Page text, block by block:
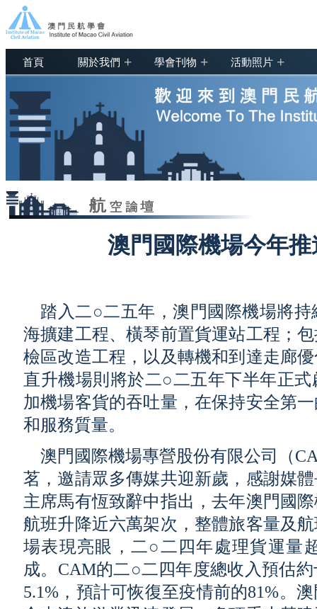
首頁 關於我們 + 學會刊物 + 活動照片 +
澳門國際機場今年
踏入二○二五年，澳門國際機場將
海擴建工程、橫琴前置貨運站工程；
檢區改造工程，以及轉機和到達走廊
直升機場則將於二○二五年下半年正
加機場客貨的吞吐量，在保持安全第
和服務質量。
澳門國際機場專營股份有限公司（
茗，邀請眾多傳媒共迎新歲，感謝媒
主席馬有恆致辭中指出，去年澳門國
航班升降近六萬架次，整體旅客量及
場表現亮眼，二○二四年處理貨運量
成。CAM的二○二四年度總收入預估
5.1%，預計可恢復至疫情前的81%。